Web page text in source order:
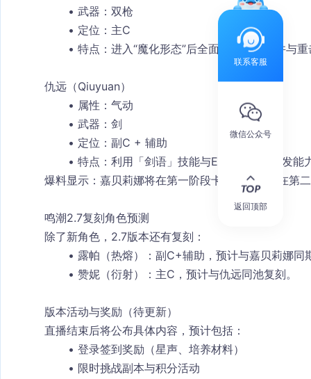
武器：双枪
定位：主C
特点：进入“魔化形态”后全面强化攻击，并与
仇远（Qiuyuan）
属性：气动
武器：剑
定位：副C + 辅助
特点：利用「剑语」技能与Echo连招，爆发能
爆料显示：嘉贝莉娜将在第一阶段卡池 ，仇远将在第
鸣潮2.7复刻角色预测
除了新角色，2.7版本还有复刻：
露帕（热熔）
：副C+辅助，预计与嘉贝莉娜同
赞妮（衍射）
：主C，预计与仇远同池复刻。
版本活动与奖励（待更新）
直播结束后将公布具体内容，预计包括：
登录签到奖励（星声、培养材料）
限时挑战副本与积分活动
联系客服
微信公众号
返回顶部